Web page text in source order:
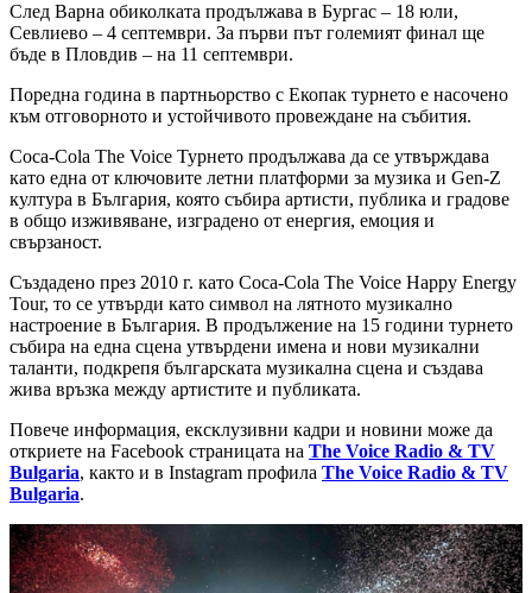
След Варна обиколката продължава в Бургас – 18 юли,
Севлиево – 4 септември. За първи път големият финал ще
бъде в Пловдив – на 11 септември.
Поредна година в партньорство с Екопак турнето е насочено
към отговорното и устойчивото провеждане на събития.
Coca-Cola The Voice Турнето продължава да се утвърждава
като една от ключовите летни платформи за музика и Gen-Z
култура в България, която събира артисти, публика и градове
в общо изживяване, изградено от енергия, емоция и
свързаност.
Създадено през 2010 г. като Coca-Cola The Voice Happy Energy
Tour, то се утвърди като символ на лятното музикално
настроение в България. В продължение на 15 години турнето
събира на една сцена утвърдени имена и нови музикални
таланти, подкрепя българската музикална сцена и създава
жива връзка между артистите и публиката.
Повече информация, ексклузивни кадри и новини може да
откриете на Facebook страницата на The Voice Radio & TV
Bulgaria, както и в Instagram профила The Voice Radio & TV
Bulgaria.